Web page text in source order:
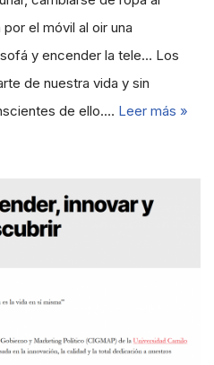
el móvil al oir una
y encender la tele… Los
de nuestra vida y sin
de ello.… Leer más »